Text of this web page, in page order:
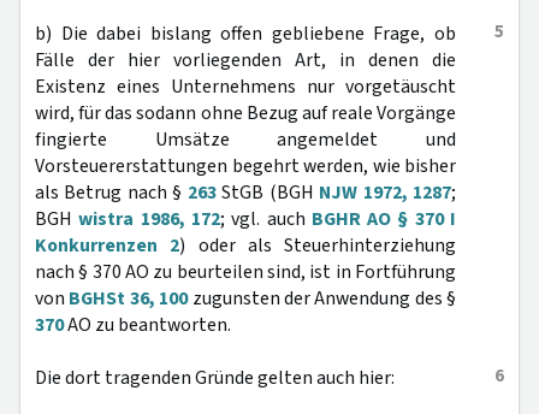
5
b) Die dabei bislang offen gebliebene Frage, ob
Fälle der hier vorliegenden Art, in denen die
Existenz eines Unternehmens nur vorgetäuscht
wird, für das sodann ohne Bezug auf reale Vorgänge
fingierte Umsätze angemeldet und
Vorsteuererstattungen begehrt werden, wie bisher
als Betrug nach § 263StGB (BGH NJW 1972, 1287;
BGHwistra 1986, 172; vgl. auch BGHR AO § 370 I
Konkurrenzen 2) oder als Steuerhinterziehung
nach § 370 AO zu beurteilen sind, ist in Fortführung
von BGHSt 36, 100zugunsten der Anwendung des §
370AO zu beantworten.
6
Die dort tragenden Gründe gelten auch hier: